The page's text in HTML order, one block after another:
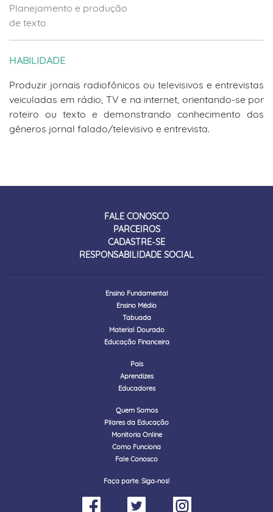
Planejamento e produção
de texto
HABILIDADE
Produzir jornais radiofônicos ou televisivos e entrevistas
veiculadas em rádio, TV e na internet, orientando-se por
roteiro ou texto e demonstrando conhecimento dos
gêneros jornal falado/televisivo e entrevista.
FALE CONOSCO
PARCEIROS
CADASTRE-SE
RESPONSABILIDADE SOCIAL
Ensino Fundamental
Ensino Médio
Tabuada
Material Dourado
Educação Financeira
Pais
Aprendizes
Educadores
Quem Somos
Pilares da Educação
Monitoria Online
Como Funciona
Fale Conosco
Faça parte. Siga-nos!